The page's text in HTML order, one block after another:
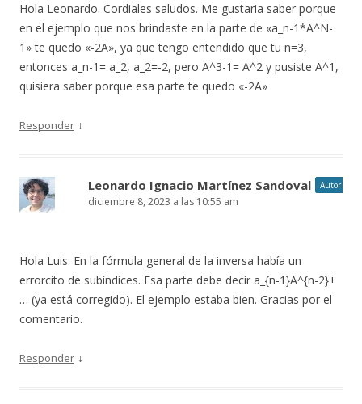
Hola Leonardo. Cordiales saludos. Me gustaria saber porque
en el ejemplo que nos brindaste en la parte de «a_n-1*A^N-
1» te quedo «-2A», ya que tengo entendido que tu n=3,
entonces a_n-1= a_2, a_2=-2, pero A^3-1= A^2 y pusiste A^1,
quisiera saber porque esa parte te quedo «-2A»
Responder ↓
Leonardo Ignacio Martínez Sandoval Autor
diciembre 8, 2023 a las 10:55 am
Hola Luis. En la fórmula general de la inversa había un
errorcito de subíndices. Esa parte debe decir a_{n-1}A^{n-2}+
… (ya está corregido). El ejemplo estaba bien. Gracias por el
comentario.
Responder ↓